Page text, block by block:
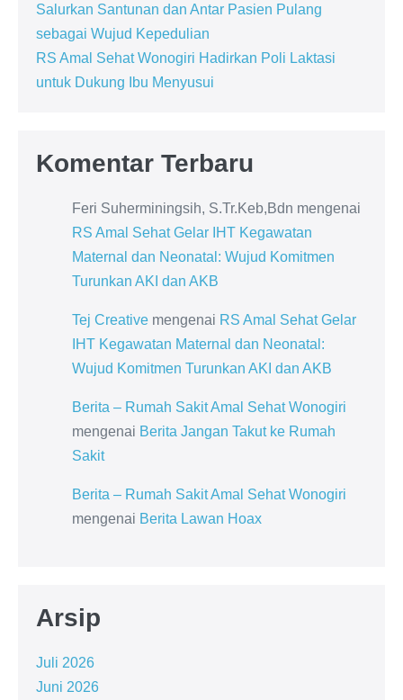
Salurkan Santunan dan Antar Pasien Pulang
sebagai Wujud Kepedulian
RS Amal Sehat Wonogiri Hadirkan Poli Laktasi
untuk Dukung Ibu Menyusui
Komentar Terbaru
Feri Suherminingsih, S.Tr.Keb,Bdn mengenai
RS Amal Sehat Gelar IHT Kegawatan
Maternal dan Neonatal: Wujud Komitmen
Turunkan AKI dan AKB
Tej Creative mengenai RS Amal Sehat Gelar
IHT Kegawatan Maternal dan Neonatal:
Wujud Komitmen Turunkan AKI dan AKB
Berita – Rumah Sakit Amal Sehat Wonogiri
mengenai Berita Jangan Takut ke Rumah
Sakit
Berita – Rumah Sakit Amal Sehat Wonogiri
mengenai Berita Lawan Hoax
Arsip
Juli 2026
Juni 2026